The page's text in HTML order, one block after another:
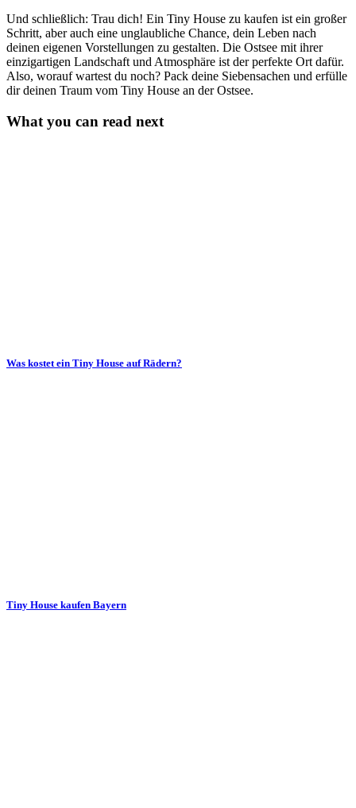
Und schließlich: Trau dich! Ein Tiny House zu kaufen ist ein großer
Schritt, aber auch eine unglaubliche Chance, dein Leben nach
deinen eigenen Vorstellungen zu gestalten. Die Ostsee mit ihrer
einzigartigen Landschaft und Atmosphäre ist der perfekte Ort dafür.
Also, worauf wartest du noch? Pack deine Siebensachen und erfülle
dir deinen Traum vom Tiny House an der Ostsee.
What you can read next
Was kostet ein Tiny House auf Rädern?
Tiny House kaufen Bayern